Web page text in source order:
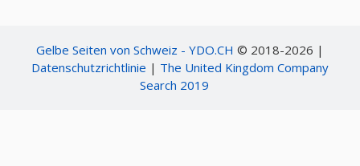
Gelbe Seiten von Schweiz - YDO.CH © 2018-2026 |
Datenschutzrichtlinie | The United Kingdom Company
Search 2019